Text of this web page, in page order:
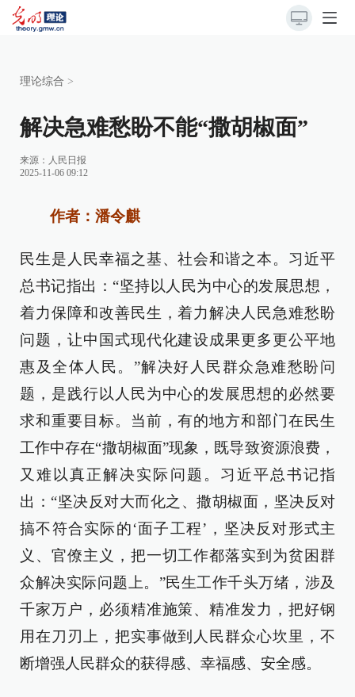
理论综合 >
解决急难愁盼不能“撒胡椒面”
来源： 人民日报
2025-11-06 09:12
作者：潘令麒
民生是人民幸福之基、社会和谐之本。习近平
总书记指出：“坚持以人民为中心的发展思想，
着力保障和改善民生，着力解决人民急难愁盼
问题，让中国式现代化建设成果更多更公平地
惠及全体人民。”解决好人民群众急难愁盼问
题，是践行以人民为中心的发展思想的必然要
求和重要目标。当前，有的地方和部门在民生
工作中存在“撒胡椒面”现象，既导致资源浪费，
又难以真正解决实际问题。习近平总书记指
出：“坚决反对大而化之、撒胡椒面，坚决反对
搞不符合实际的‘面子工程’，坚决反对形式主
义、官僚主义，把一切工作都落实到为贫困群
众解决实际问题上。”民生工作千头万绪，涉及
千家万户，必须精准施策、精准发力，把好钢
用在刀刃上，把实事做到人民群众心坎里，不
断增强人民群众的获得感、幸福感、安全感。